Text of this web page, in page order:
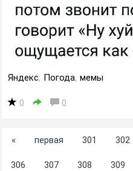
Яндекс, Погода, мемы
0 0
« первая 301 302
306 307 308 309